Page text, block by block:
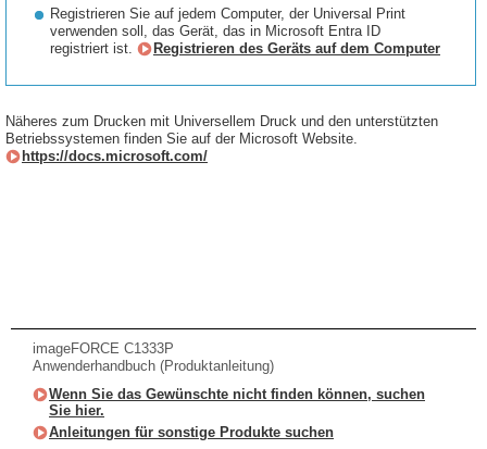
Registrieren Sie auf jedem Computer, der Universal Print
verwenden soll, das Gerät, das in Microsoft Entra ID
registriert ist.
Registrieren des Geräts auf dem Computer
Näheres zum Drucken mit Universellem Druck und den unterstützten
Betriebssystemen finden Sie auf der Microsoft Website.
https://docs.microsoft.com/
imageFORCE C1333P
Anwenderhandbuch (Produktanleitung)
Wenn Sie das Gewünschte nicht finden können, suchen
Sie hier.
Anleitungen für sonstige Produkte suchen